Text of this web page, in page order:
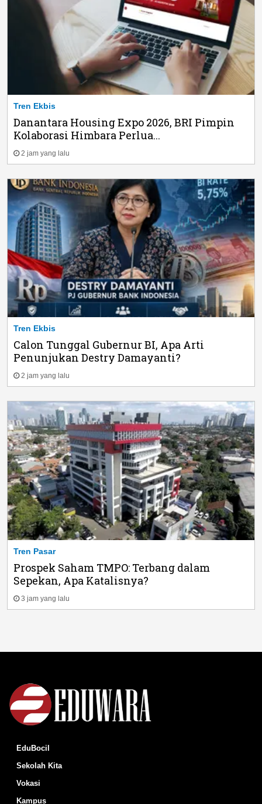
Tren Ekbis
Danantara Housing Expo 2026, BRI Pimpin
Kolaborasi Himbara Perlua...
2 jam yang lalu
Tren Ekbis
Calon Tunggal Gubernur BI, Apa Arti
Penunjukan Destry Damayanti?
2 jam yang lalu
Tren Pasar
Prospek Saham TMPO: Terbang dalam
Sepekan, Apa Katalisnya?
3 jam yang lalu
EduBocil
Sekolah Kita
Vokasi
Kampus